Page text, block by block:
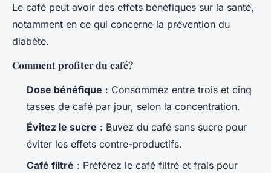
Le café peut avoir des effets bénéfiques sur la santé,
notamment en ce qui concerne la prévention du
diabète.
Comment profiter du café?
Dose bénéfique : Consommez entre trois et cinq
tasses de café par jour, selon la concentration.
Évitez le sucre : Buvez du café sans sucre pour
éviter les effets contre-productifs.
Café filtré : Préférez le café filtré et frais pour